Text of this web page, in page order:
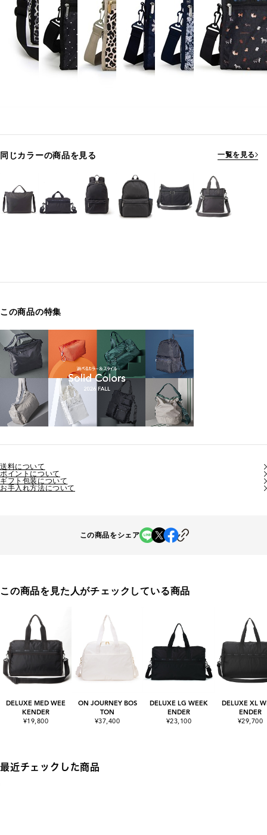
同じカラーの商品を見る 一覧を見る
この商品の特集
送料について
ポイントについて
ギフト包装について
お手入れ方法について
この商品をシェア
この商品を見た人がチェックしている商品
DELUXE MED WEE
KENDER
¥19,800
ON JOURNEY BOS
TON
¥37,400
DELUXE LG WEEK
ENDER
¥23,100
DELUXE XL
ENDER
¥29,700
最近チェックした商品